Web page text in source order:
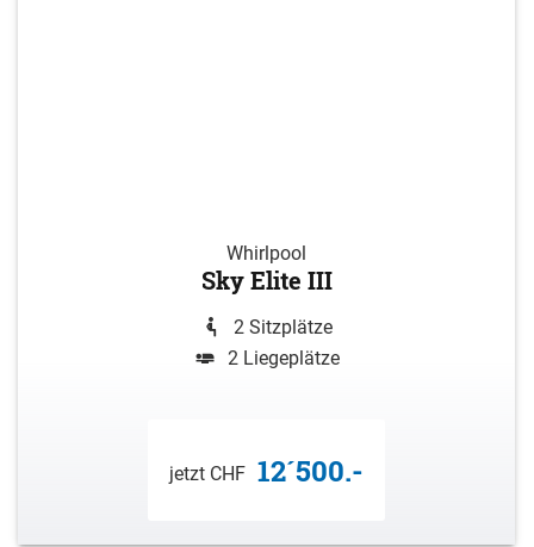
Whirlpool
Sky Elite III
2 Sitzplätze
2 Liegeplätze
jetzt CHF 12´500.-